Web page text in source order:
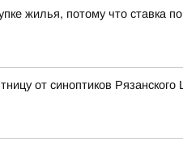
жилья, потому что ставка
от синоптиков